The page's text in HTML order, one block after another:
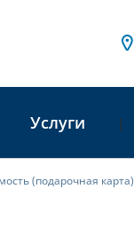
Услуги |
(подарочная карта)